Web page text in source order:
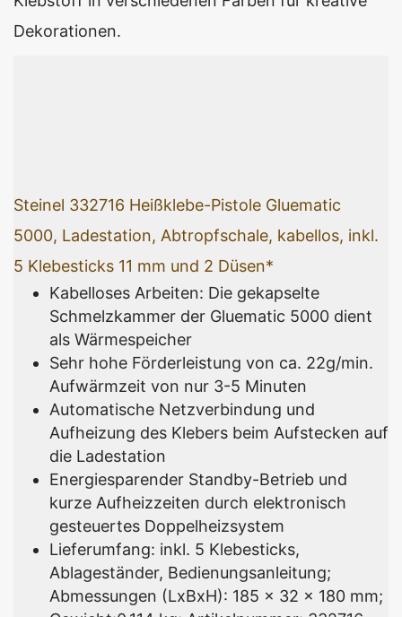
Dekorationen.
Steinel 332716 Heißklebe-Pistole Gluematic
5000, Ladestation, Abtropfschale, kabellos, inkl.
5 Klebesticks 11 mm und 2 Düsen*
Kabelloses Arbeiten: Die gekapselte
Schmelzkammer der Gluematic 5000 dient
als Wärmespeicher
Sehr hohe Förderleistung von ca. 22g/min.
Aufwärmzeit von nur 3-5 Minuten
Automatische Netzverbindung und
Aufheizung des Klebers beim Aufstecken auf
die Ladestation
Energiesparender Standby-Betrieb und
kurze Aufheizzeiten durch elektronisch
gesteuertes Doppelheizsystem
Lieferumfang: inkl. 5 Klebesticks,
Ablageständer, Bedienungsanleitung;
Abmessungen (LxBxH): 185 x 32 x 180 mm;